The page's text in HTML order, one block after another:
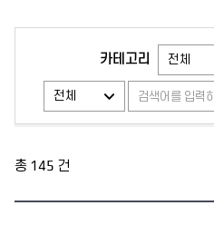
카테고리
총 145 건